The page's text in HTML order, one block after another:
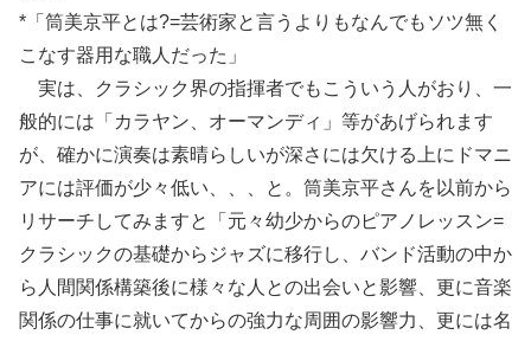
*「筒美京平とは?=芸術家と言うよりもなんでもソツ無く
こなす器用な職人だった」
実は、クラシック界の指揮者でもこういう人がおり、一
般的には「カラヤン、オーマンディ」等があげられます
が、確かに演奏は素晴らしいが深さには欠ける上にドマニ
アには評価が少々低い、、、と。筒美京平さんを以前から
リサーチしてみますと「元々幼少からのピアノレッスン=
クラシックの基礎からジャズに移行し、バンド活動の中か
ら人間関係構築後に様々な人との出会いと影響、更に音楽
関係の仕事に就いてからの強力な周囲の影響力、更には名